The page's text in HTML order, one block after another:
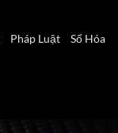
Pháp Luật
Số Hóa